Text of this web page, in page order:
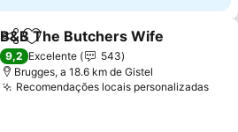
PartilharAdicionar aos favoritos
B&B The Butchers Wife
9,2 Excelente
543
Brugges, a 18.6 km de Gistel
Recomendações locais personalizadasVer